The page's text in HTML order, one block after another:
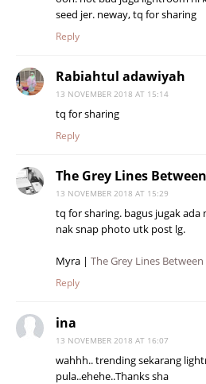
seed jer. neway, tq for sharing
Reply
Rabiahtul adawiyah
13 NOVEMBER 2018 AT 15:14
tq for sharing
Reply
The Grey Lines Between
13 NOVEMBER 2018 AT 15:29
tq for sharing. bagus jugak ada
nak snap photo utk post lg.
Myra | The Grey Lines Between
Reply
ina
13 NOVEMBER 2018 AT 16:07
wahhh.. trending sekarang
pula..ehehe..Thanks sha